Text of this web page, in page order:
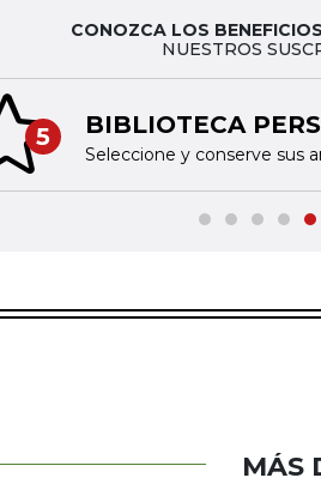
CONOZCA LOS
NUESTROS
5 BIBLIOTECA
Seleccione y conserve sus
slide
MÁS